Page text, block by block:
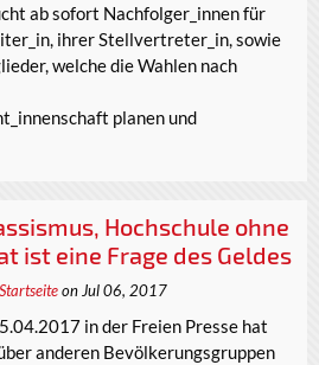
ab sofort Nachfolger_innen für
ihrer Stellvertreter_in, sowie
welche die Wahlen nach
planen und
Hochschule ohne
ist eine Frage des Geldes
Startseiteon Jul 06, 2017
in der Freien Presse hat
anderen Bevölkerungsgruppen